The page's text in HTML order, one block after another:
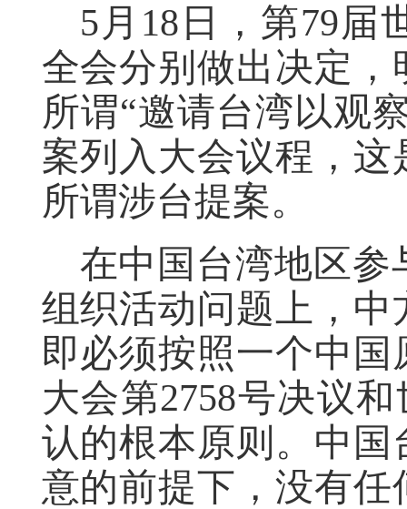
5月18日，第79届
全会分别做出决定
所谓“邀请台湾以观
案列入大会议程，这
所谓涉台提案。
在中国台湾地区
组织活动问题上，
即必须按照一个中
大会第2758号决议
认的根本原则。中
意的前提下，没有